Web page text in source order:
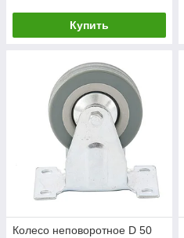
Купить
Колесо неповоротное D 50